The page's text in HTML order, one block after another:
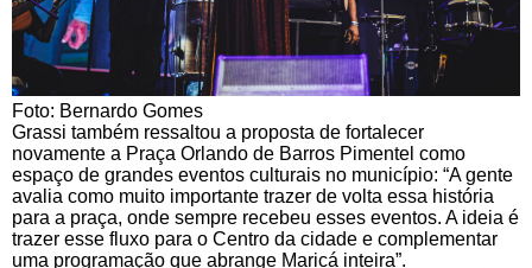
Foto: Bernardo Gomes
Grassi também ressaltou a proposta de fortalecer
novamente a Praça Orlando de Barros Pimentel como
espaço de grandes eventos culturais no município: “A gente
avalia como muito importante trazer de volta essa história
para a praça, onde sempre recebeu esses eventos. A ideia é
trazer esse fluxo para o Centro da cidade e complementar
uma programação que abrange Maricá inteira”.